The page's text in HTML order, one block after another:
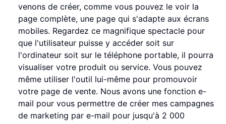
venons de créer, comme vous pouvez le voir la
page complète, une page qui s'adapte aux écrans
mobiles. Regardez ce magnifique spectacle pour
que l'utilisateur puisse y accéder soit sur
l'ordinateur soit sur le téléphone portable, il pourra
visualiser votre produit ou service. Vous pouvez
même utiliser l'outil lui-même pour promouvoir
votre page de vente. Nous avons une fonction e-
mail pour vous permettre de créer mes campagnes
de marketing par e-mail pour jusqu'à 2 000